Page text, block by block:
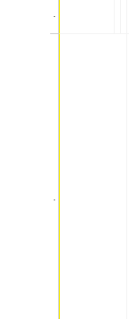
.
.